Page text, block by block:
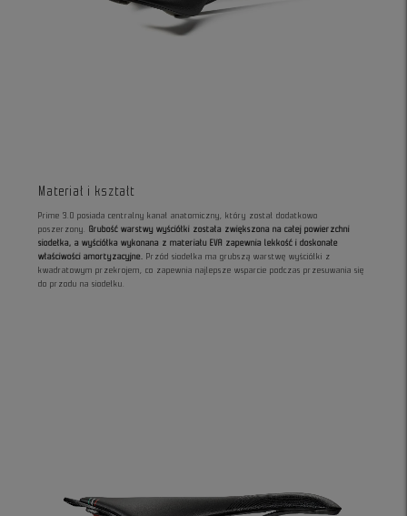
Materiał i kształt
Prime 3.0 posiada centralny kanał anatomiczny, który został dodatkowo
poszerzony. Grubość warstwy wyściółki została zwiększona na całej powierzchni
siodełka, a wyściółka wykonana z materiału EVA zapewnia lekkość i doskonałe
właściwości amortyzacyjne.
Przód siodełka ma grubszą warstwę wyściółki z
kwadratowym przekrojem, co zapewnia najlepsze wsparcie podczas przesuwania się
do przodu na siodełku.